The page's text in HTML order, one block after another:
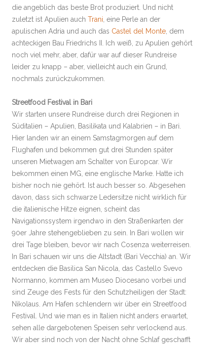
die angeblich das beste Brot produziert. Und nicht
zuletzt ist Apulien auch Trani , eine Perle an der
apulischen Adria und auch das Castel del Monte , dem
achteckigen Bau Friedrichs II. Ich weiß, zu Apulien gehört
noch viel mehr, aber, dafür war auf dieser Rundreise
leider zu knapp – aber, vielleicht auch ein Grund,
nochmals zurückzukommen.
Streetfood Festival in Bari
Wir starten unsere Rundreise durch drei Regionen in
Süditalien – Apulien, Basilikata und Kalabrien – in Bari.
Hier landen wir an einem Samstagmorgen auf dem
Flughafen und bekommen gut drei Stunden später
unseren Mietwagen am Schalter von Europcar. Wir
bekommen einen MG, eine englische Marke. Hatte ich
bisher noch nie gehört. Ist auch besser so. Abgesehen
davon, dass sich schwarze Ledersitze nicht wirklich für
die italienische Hitze eignen, scheint das
Navigationssystem irgendwo in den Straßenkarten der
90er Jahre stehengeblieben zu sein. In Bari wollen wir
drei Tage bleiben, bevor wir nach Cosenza weiterreisen.
In Bari schauen wir uns die Altstadt (Bari Vecchia) an. Wir
entdecken die Basilica San Nicola, das Castello Svevo
Normanno, kommen am Museo Diocesano vorbei und
sind Zeuge des Fests für den Schutzheiligen der Stadt:
Nikolaus. Am Hafen schlendern wir über ein Streetfood
Festival. Und wie man es in Italien nicht anders erwartet,
sehen alle dargebotenen Speisen sehr verlockend aus.
Wir aber sind noch von der Nacht ohne Schlaf geschafft